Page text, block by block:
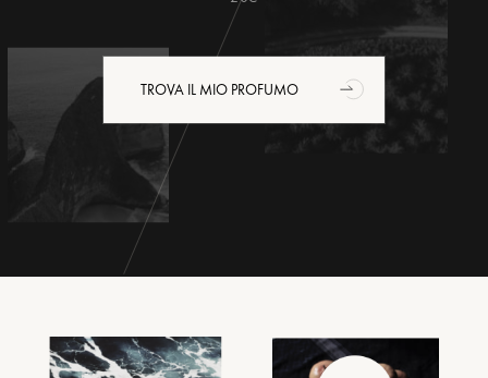
TROVA IL MIO PROFUMO